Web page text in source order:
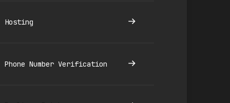
Hosting
Phone Number Verification